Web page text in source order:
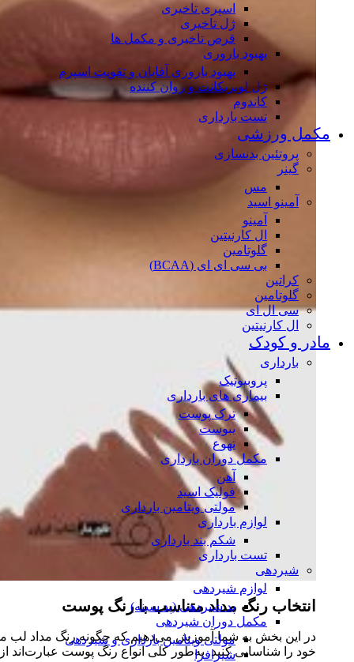
اسپری تاخیری
ژل تاخیری
قرص تاخیری و مکمل ها
بهبود باروری
بهبود باروری آقایان و تقویت اسپرم
ژل لوبریکانت و روان کننده
کاندوم
تست بارداری
مکمل ورزشی
پروتئین بدنسازی
گینر
مس
آمینو اسید
آمینو
ال کارنیتین
گلوتامین
بی سی ای ای (BCAA)
کراتین
گلوتامین
سی ال ای
ال کارنیتین
مادر و کودک
بارداری
پروبیوتیک
بیماری های بارداری
ترک پوست
یبوست
تهوع
مکمل دوران بارداری
آهن
فولیک اسید
مولتی ویتامین بارداری
لوازم بارداری
شکم بند بارداری
تست بارداری
شیردهی
لوازم شیردهی
پد شیردهی (پد سینه)
مکمل دوران شیردهی
مولتی ویتامین بارداری و شیردهی
شیرافزا
انتخاب رنگ مداد متناسب با رنگ پوست
در این بخش به شما آموزش می‌دهیم که چگونه رنگ مداد لب
خود را شناسایی کنید. به‌طور کلی انواع رنگ پوست عبارت‌اند